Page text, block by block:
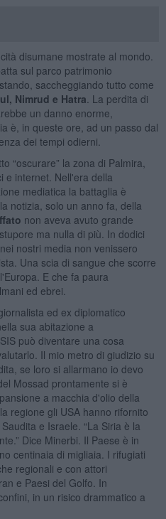
disumane mostrate al mondo.
sul parco patrimonio
saccheggiando tutto come
Nimrud e Hatra . La perdita di
un danno enorme,
è, in queste ore, ad un passo dal
dei tempi odierni.
“oscurare” la zona di Palmira,
e internet. Nell'era della
mediatica la battaglia è
notizia, solo un anno fa, della
non aveva avuto grande
ma nulla di più. In dodici
nostri media non venissero
Una scia di sangue che scorre
E che fa paura
ed ebrei.
giornalista ed ex diplomatico
sua abitazione a
può diventare una cosa
Il mio metro di giudizio su
se loro si allarmano io devo
Mossad prontamente si è
a macchia d'olio della
regione gli USA hanno rifornito
e Israele. “La Siria è la
Dice Minerbi. Il Paese è in
centinaia di migliaia. I rifugiati
regionali e con attori
e Paesi del Golfo. In
in un risico drammatico a